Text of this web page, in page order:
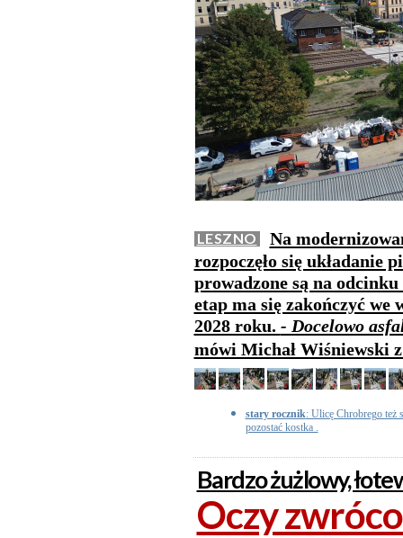
LESZNO
Na
rozpoczęło się układanie
prowadzone są na
etap ma się zakończyć we
2028 roku. - Docelowo
mówi Michał Wiśniewski
stary rocznik: Ulicę Chrobrego też
pozostać kostka .
Bardzo żużlowy,
Oczy